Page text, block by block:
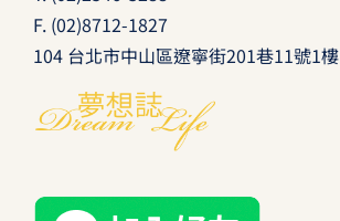
F. (02)8712-1827
104 台北市中山區遼寧街201巷11號1樓